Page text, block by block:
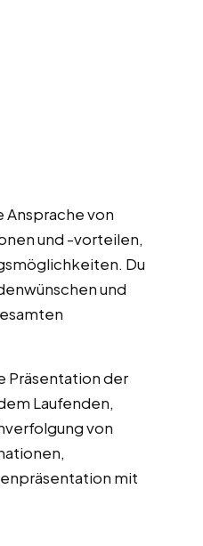
Ansprache von
und -vorteilen,
Du
und
Präsentation der
Laufenden,
von
mit